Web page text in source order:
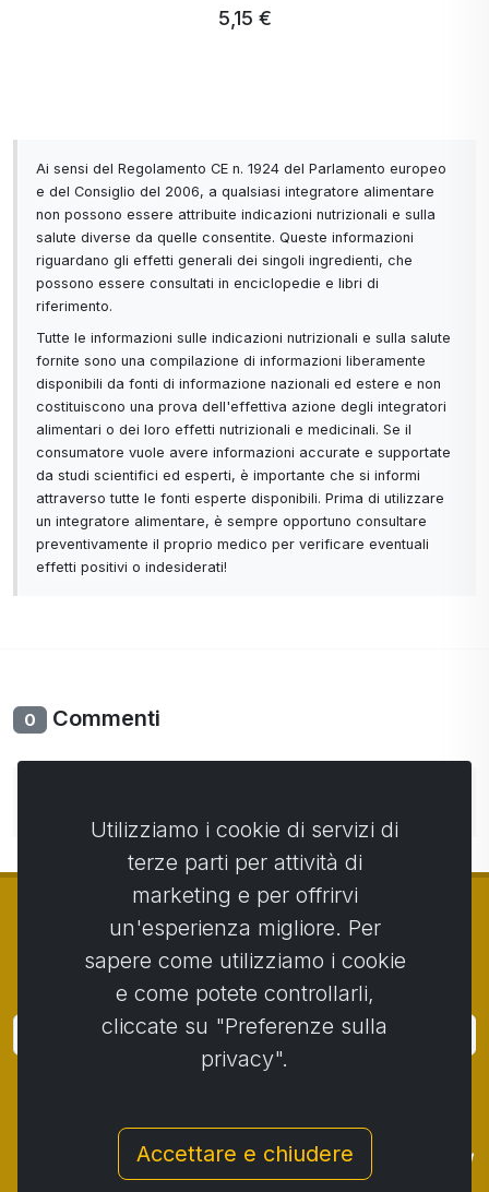
5,15 €
Ai sensi del Regolamento CE n. 1924 del Parlamento europeo
e del Consiglio del 2006, a qualsiasi integratore alimentare
non possono essere attribuite indicazioni nutrizionali e sulla
salute diverse da quelle consentite. Queste informazioni
riguardano gli effetti generali dei singoli ingredienti, che
possono essere consultati in enciclopedie e libri di
riferimento.
Tutte le informazioni sulle indicazioni nutrizionali e sulla salute
fornite sono una compilazione di informazioni liberamente
disponibili da fonti di informazione nazionali ed estere e non
costituiscono una prova dell'effettiva azione degli integratori
alimentari o dei loro effetti nutrizionali e medicinali. Se il
consumatore vuole avere informazioni accurate e supportate
da studi scientifici ed esperti, è importante che si informi
attraverso tutte le fonti esperte disponibili. Prima di utilizzare
un integratore alimentare, è sempre opportuno consultare
preventivamente il proprio medico per verificare eventuali
effetti positivi o indesiderati!
0 Commenti
© Copyright 2014 - 2026 Activstar
Contatto / Termini e condizioni
Protezione dei dati personali
/ Procedura di reclamo
/
Protocollo di reclamo / Recesso dal contratto
Utilizziamo i cookie di servizi di
terze parti per attività di
marketing e per offrirvi
un'esperienza migliore. Per
sapere come utilizziamo i cookie
e come potete controllarli,
cliccate su "Preferenze sulla
privacy".
Accettare e chiudere